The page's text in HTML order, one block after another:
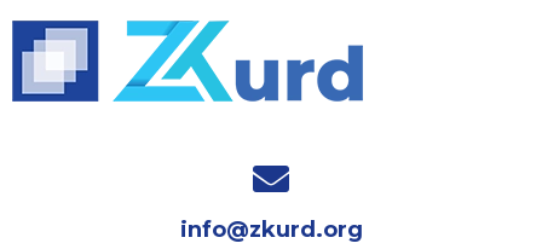
info@zkurd.org